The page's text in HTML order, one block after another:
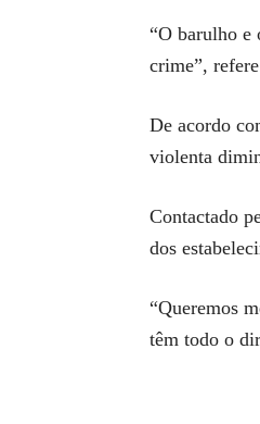
“O barulho e
crime”,
De acordo
violenta
Contactado
dos
“Queremos
têm todo o